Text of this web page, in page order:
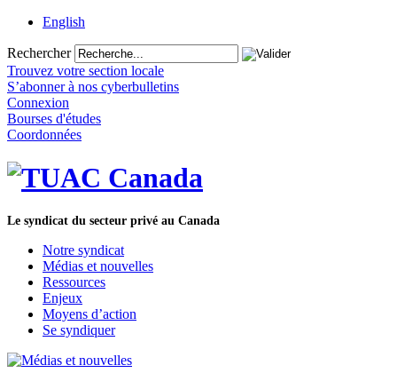
English
Rechercher
Trouvez votre section locale
S’abonner à nos cyberbulletins
Connexion
Bourses d'études
Coordonnées
Le syndicat du secteur privé au Canada
Notre syndicat
Médias et nouvelles
Ressources
Enjeux
Moyens d’action
Se syndiquer